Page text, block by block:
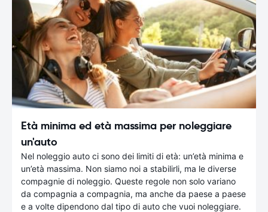
Età minima ed età massima per noleggiare
un'auto
Nel noleggio auto ci sono dei limiti di età: un’età minima e
un’età massima. Non siamo noi a stabilirli, ma le diverse
compagnie di noleggio. Queste regole non solo variano
da compagnia a compagnia, ma anche da paese a paese
e a volte dipendono dal tipo di auto che vuoi noleggiare.